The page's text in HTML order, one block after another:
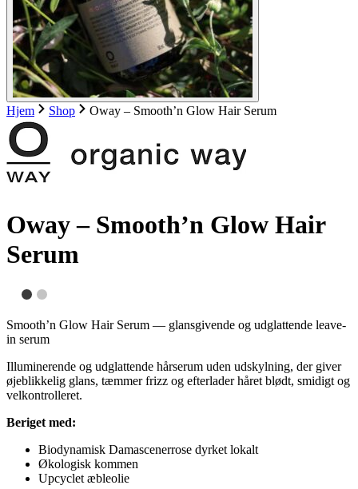
Hjem Shop Oway – Smooth’n Glow Hair Serum
Oway – Smooth’n Glow Hair
Serum
Smooth’n Glow Hair Serum — glansgivende og udglattende leave-
in serum
Illuminerende og udglattende hårserum uden udskylning, der giver
øjeblikkelig glans, tæmmer frizz og efterlader håret blødt, smidigt og
velkontrolleret.
Beriget med:
Biodynamisk Damascenerrose dyrket lokalt
Økologisk kommen
Upcyclet æbleolie